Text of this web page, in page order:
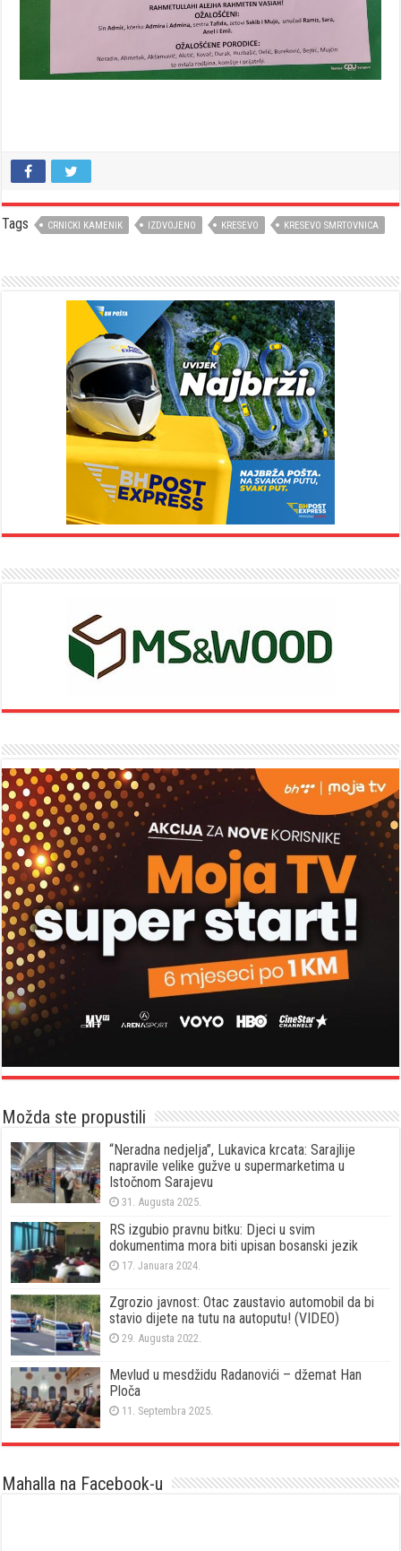
Tags CRNICKI KAMENIK IZDVOJENO KRESEVO KRESEVO SMRTOVNICA
Možda ste propustili
“Neradna nedjelja”, Lukavica krcata: Sarajlije
napravile velike gužve u supermarketima u
Istočnom Sarajevu
31. Augusta 2025.
RS izgubio pravnu bitku: Djeci u svim
dokumentima mora biti upisan bosanski jezik
17. Januara 2024.
Zgrozio javnost: Otac zaustavio automobil da bi
stavio dijete na tutu na autoputu! (VIDEO)
29. Augusta 2022.
Mevlud u mesdžidu Radanovići – džemat Han
Ploča
11. Septembra 2025.
Mahalla na Facebook-u